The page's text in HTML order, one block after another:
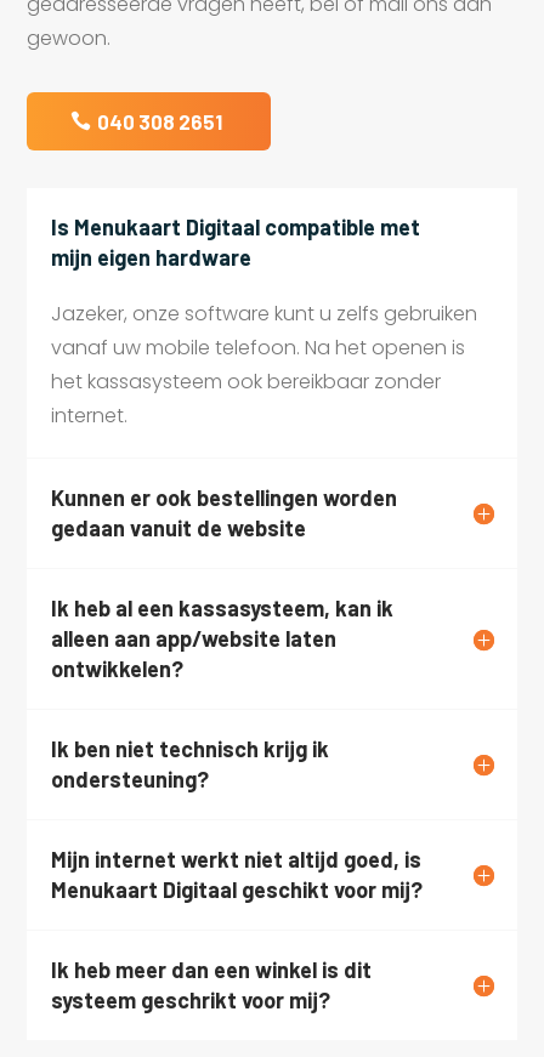
gewoon.
040 308 2651
Is Menukaart Digitaal compatible met
mijn eigen hardware
Jazeker, onze software kunt u zelfs gebruiken
vanaf uw mobile telefoon. Na het openen is
het kassasysteem ook bereikbaar zonder
internet.
Kunnen er ook bestellingen worden
gedaan vanuit de website
Ik heb al een kassasysteem, kan ik
alleen aan app/website laten
ontwikkelen?
Ik ben niet technisch krijg ik
ondersteuning?
Mijn internet werkt niet altijd goed, is
Menukaart Digitaal geschikt voor mij?
Ik heb meer dan een winkel is dit
systeem geschrikt voor mij?